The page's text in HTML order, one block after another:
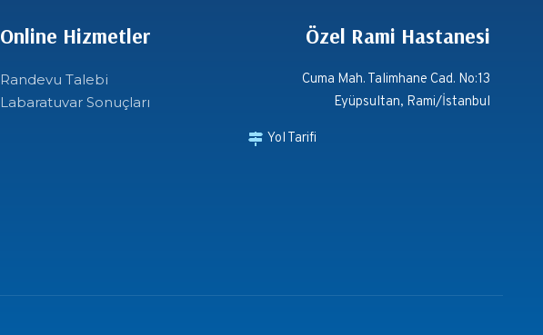
Online Hizmetler
Randevu Talebi
Labaratuvar Sonuçları
Özel Rami Hastanesi
Cuma Mah. Talimhane Cad. No:13
Eyüpsultan, Rami/İstanbul
Yol Tarifi